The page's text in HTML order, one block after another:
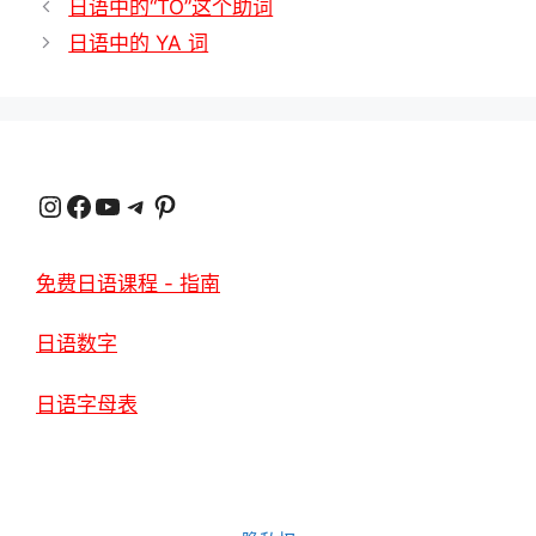
日语中的“TO”这个助词
日语中的 YA 词
Instagram 在 Facebook 上YouTube 电报 品趣网
免费日语课程 - 指南
日语数字
日语字母表